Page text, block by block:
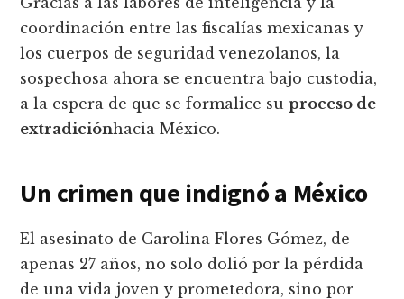
coordinación entre las fiscalías mexicanas y
los cuerpos de seguridad venezolanos, la
sospechosa ahora se encuentra bajo custodia,
a la espera de que se formalice suproceso de
extradiciónhacia México.
Un crimen que indignó a México
El asesinato de Carolina Flores Gómez, de
apenas 27 años, no solo dolió por la pérdida
de una vida joven y prometedora, sino por